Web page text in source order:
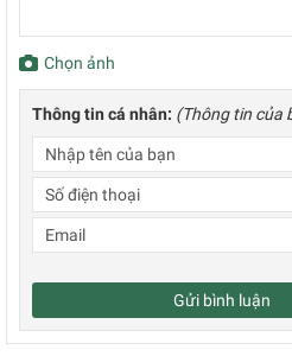
Chọn ảnh
Thông tin cá nhân: (Thông tin của
Gửi bình luận